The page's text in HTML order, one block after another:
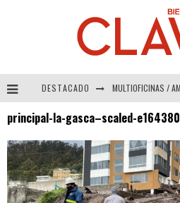
DESTACADO
principal-la-gasca–scaled-